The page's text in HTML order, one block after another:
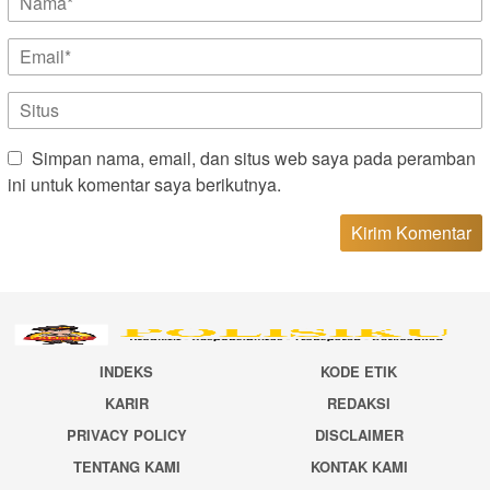
Simpan nama, email, dan situs web saya pada peramban
ini untuk komentar saya berikutnya.
INDEKS
KODE ETIK
KARIR
REDAKSI
PRIVACY POLICY
DISCLAIMER
TENTANG KAMI
KONTAK KAMI